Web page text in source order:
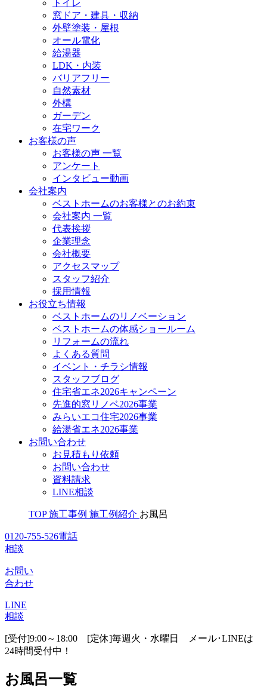
トイレ
窓ドア・建具・収納
外壁塗装・屋根
オール電化
給湯器
LDK・内装
バリアフリー
自然素材
外構
ガーデン
在宅ワーク
お客様の声
お客様の声 一覧
アンケート
インタビュー動画
会社案内
ベストホームのお客様とのお約束
会社案内 一覧
代表挨拶
企業理念
会社概要
アクセスマップ
スタッフ紹介
採用情報
お役立ち情報
ベストホームのリノベーション
ベストホームの体感ショールーム
リフォームの流れ
よくある質問
イベント・チラシ情報
スタッフブログ
住宅省エネ2026キャンペーン
先進的窓リノベ2026事業
みらいエコ住宅2026事業
給湯省エネ2026事業
お問い合わせ
お見積もり依頼
お問い合わせ
資料請求
LINE相談
TOP 施工事例 施工例紹介 お風呂
0120-755-526電話
相談
お問い
合わせ
LINE
相談
[受付]9:00～18:00 [定休]毎週火・水曜日
メール･LINEは
24時間受付中！
お風呂一覧